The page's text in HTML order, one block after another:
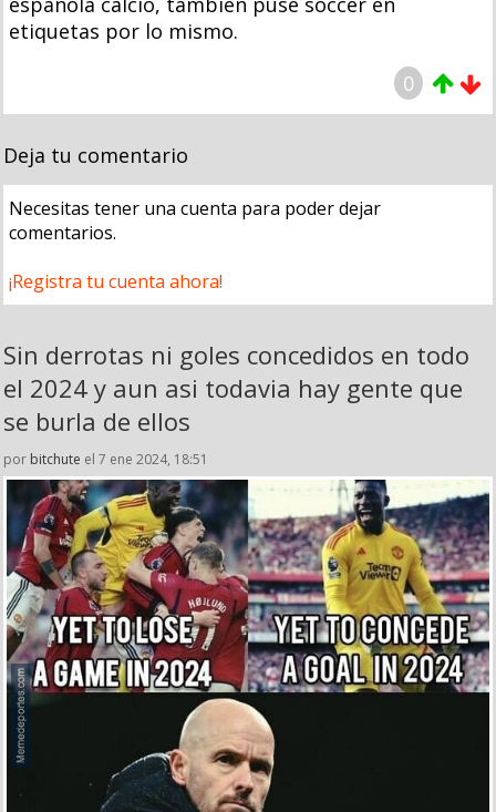
etiquetas por lo mismo.
0
Deja tu comentario
Necesitas tener una cuenta para poder dejar
comentarios.
¡Registra tu cuenta ahora!
Sin derrotas ni goles concedidos en todo
el 2024 y aun asi todavia hay gente que
se burla de ellos
por bitchute el 7 ene 2024, 18:51